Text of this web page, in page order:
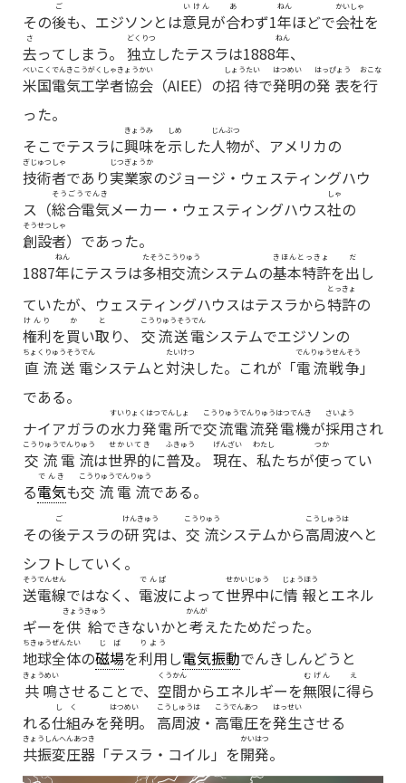
その後
ご
も、エジソンとは意見
いけん
が合
あ
わず1年
ねん
ほどで会社
かいしゃ
を
去
さ
ってしまう。 独立
どくりつ
したテスラは1888年
ねん
、
米国電気工学者協会
べいこくでんきこうがくしゃきょうかい
（AIEE）の招待
しょうたい
で発明
はつめい
の発表
はっぴょう
を行
おこな
った。
そこでテスラに興味
きょうみ
を示
しめ
した人物
じんぶつ
が、アメリカの
技術者
ぎじゅつしゃ
であり実業家
じつぎょうか
のジョージ・ウェスティングハウ
ス（総合電気
そうごうでんき
メーカー・ウェスティングハウス社
しゃ
の
創設者
そうせつしゃ
）であった。
1887年
ねん
にテスラは多相交流
たそうこうりゅう
システムの基本特許
きほんとっきょ
を出
だ
し
ていたが、ウェスティングハウスはテスラから特許
とっきょ
の
権利
けんり
を買
か
い取
と
り、 交流送電
こうりゅうそうでん
システムでエジソンの
直流送電
ちょくりゅうそうでん
システムと対決
たいけつ
した。これが「電流戦争
でんりゅうせんそう
」
である。
ナイアガラの水力発電所
すいりょくはつでんしょ
で交流電流発電機
こうりゅうでんりゅうはつでんき
が採用
さいよう
され
交流電流
こうりゅうでんりゅう
は世界的
せかいてき
に普及
ふきゅう
。 現在
げんざい
、 私
わたし
たちが使
つか
ってい
る電気
でんき
も交流電流
こうりゅうでんりゅう
である。
その後
ご
テスラの研究
けんきゅう
は、 交流
こうりゅう
システムから高周波
こうしゅうは
へと
シフトしていく。
送電線
そうでんせん
ではなく、 電波
でんぱ
によって世界中
せかいじゅう
に情報
じょうほう
とエネル
ギーを供給
きょうきゅう
できないかと考
かんが
えたためだった。
地球全体
ちきゅうぜんたい
の磁場
じば
を利用
りよう
し電気振動でんきしんどう と
共鳴
きょうめい
させることで、 空間
くうかん
からエネルギーを無限
むげん
に得
え
ら
れる仕組
しく
みを発明
はつめい
。 高周波
こうしゅうは
・ 高電圧
こうでんあつ
を発生
はっせい
させる
共振変圧器
きょうしんへんあつき
「テスラ・コイル」を開発
かいはつ
。